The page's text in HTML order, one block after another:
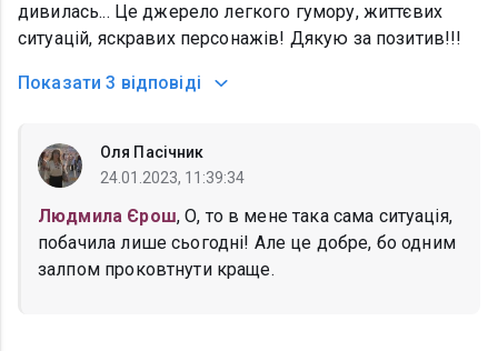
дивилась... Це джерело легкого гумору, життєвих
ситуацій, яскравих персонажів! Дякую за позитив!!!
Показати 3 відповіді
Оля Пасічник
24.01.2023, 11:39:34
Людмила Єрош, О, то в мене така сама ситуація,
побачила лише сьогодні! Але це добре, бо одним
залпом проковтнути краще.